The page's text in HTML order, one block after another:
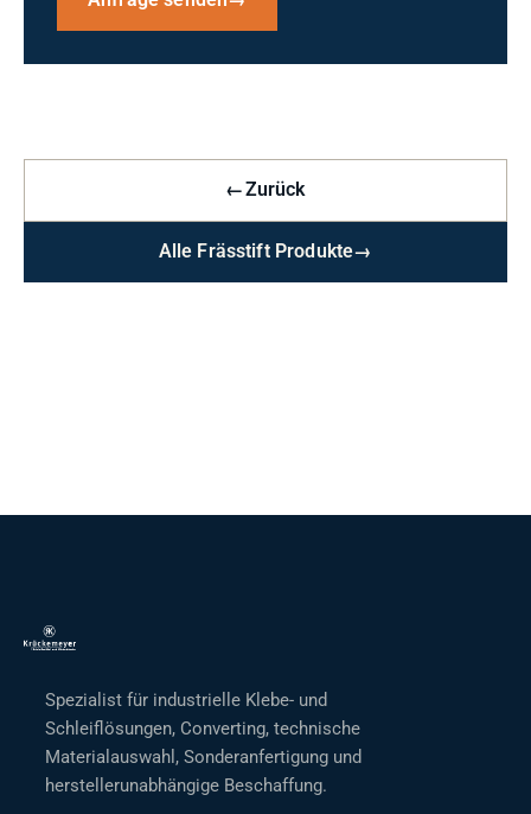
←Zurück
Alle Frässtift Produkte→
Spezialist für industrielle Klebe- und
Schleiflösungen, Converting, technische
Materialauswahl, Sonderanfertigung und
herstellerunabhängige Beschaffung.